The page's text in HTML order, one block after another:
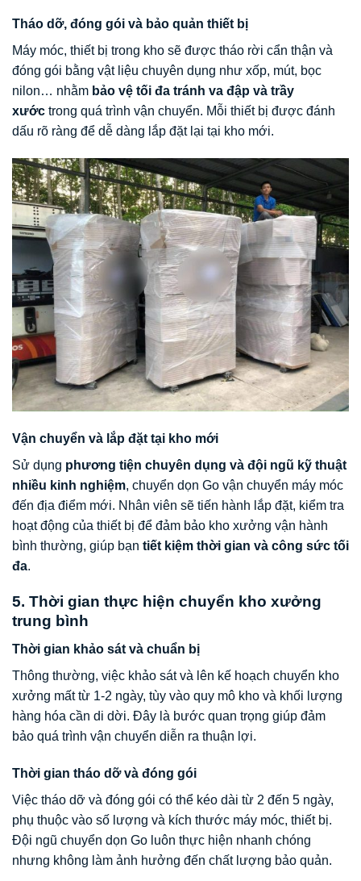
Tháo dỡ, đóng gói và bảo quản thiết bị
Máy móc, thiết bị trong kho sẽ được tháo rời cẩn thận và
đóng gói bằng vật liệu chuyên dụng như xốp, mút, bọc
nilon… nhằm bảo vệ tối đa tránh va đập và trầy
xước trong quá trình vận chuyển. Mỗi thiết bị được đánh
dấu rõ ràng để dễ dàng lắp đặt lại tại kho mới.
Vận chuyển và lắp đặt tại kho mới
Sử dụng phương tiện chuyên dụng và đội ngũ kỹ thuật
nhiều kinh nghiệm, chuyển dọn Go vận chuyển máy móc
đến địa điểm mới. Nhân viên sẽ tiến hành lắp đặt, kiểm tra
hoạt động của thiết bị để đảm bảo kho xưởng vận hành
bình thường, giúp bạn tiết kiệm thời gian và công sức tối
đa.
5. Thời gian thực hiện chuyển kho xưởng
trung bình
Thời gian khảo sát và chuẩn bị
Thông thường, việc khảo sát và lên kế hoạch chuyển kho
xưởng mất từ 1-2 ngày, tùy vào quy mô kho và khối lượng
hàng hóa cần di dời. Đây là bước quan trọng giúp đảm
bảo quá trình vận chuyển diễn ra thuận lợi.
Thời gian tháo dỡ và đóng gói
Việc tháo dỡ và đóng gói có thể kéo dài từ 2 đến 5 ngày,
phụ thuộc vào số lượng và kích thước máy móc, thiết bị.
Đội ngũ chuyển dọn Go luôn thực hiện nhanh chóng
nhưng không làm ảnh hưởng đến chất lượng bảo quản.